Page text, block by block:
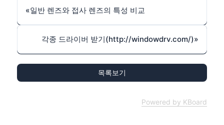
«일반 렌즈와 접사 렌즈의 특성 비교
각종 드라이버 받기(http://windowdrv.com/)»
목록보기
Powered by KBoard